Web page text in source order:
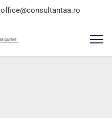
office@consultantaa.ro